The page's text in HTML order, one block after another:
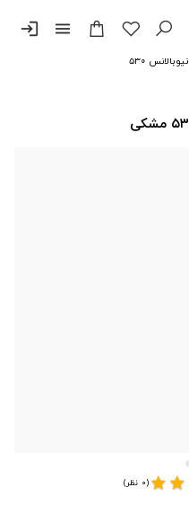
menu
login
نیوبالانس ۵۳۰
star
star(0 نظر)